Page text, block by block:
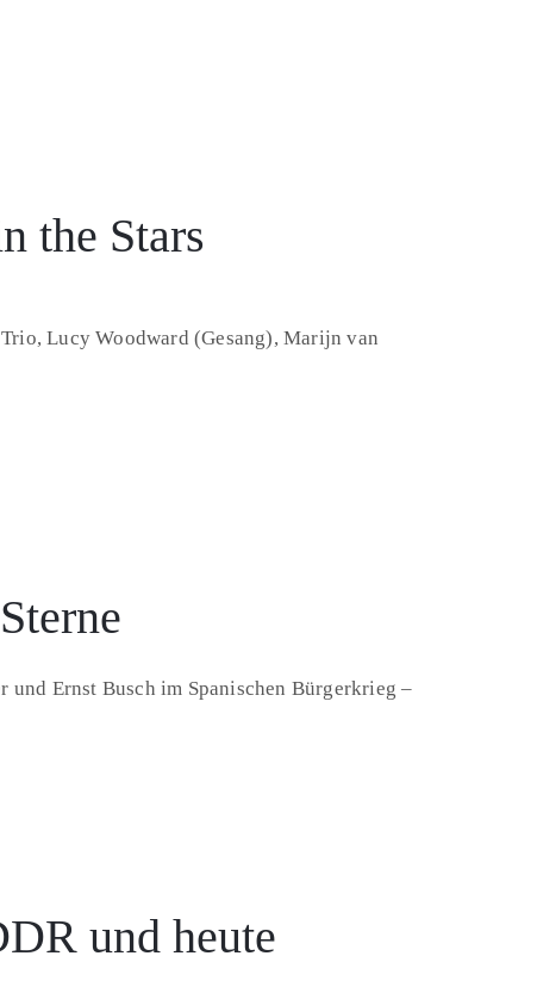
the Stars
Lucy Woodward (Gesang), Marijn van
und Ernst Busch im Spanischen Bürgerkrieg –
und heute